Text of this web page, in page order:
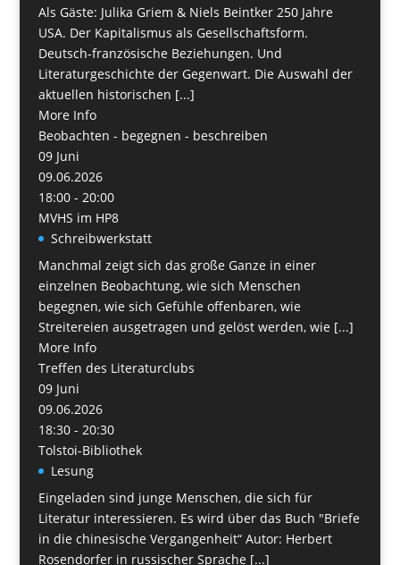
Als Gäste: Julika Griem & Niels Beintker 250 Jahre
USA. Der Kapitalismus als Gesellschaftsform.
Deutsch-französische Beziehungen. Und
Literaturgeschichte der Gegenwart. Die Auswahl der
aktuellen historischen [...]
More Info
Beobachten - begegnen - beschreiben
09 Juni
09.06.2026
18:00 - 20:00
MVHS im HP8
Schreibwerkstatt
Manchmal zeigt sich das große Ganze in einer
einzelnen Beobachtung, wie sich Menschen
begegnen, wie sich Gefühle offenbaren, wie
Streitereien ausgetragen und gelöst werden, wie [...]
More Info
Treffen des Literaturclubs
09 Juni
09.06.2026
18:30 - 20:30
Tolstoi-Bibliothek
Lesung
Eingeladen sind junge Menschen, die sich für
Literatur interessieren. Es wird über das Buch "Briefe
in die chinesische Vergangenheit“ Autor: Herbert
Rosendorfer in russischer Sprache [...]